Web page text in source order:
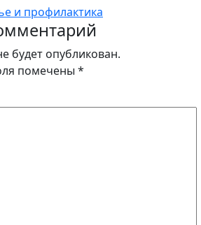
и профилактика
будет опубликован.
помечены *